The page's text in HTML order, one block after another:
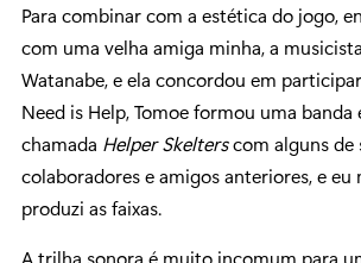
Para combinar com a estética do jogo,
com uma velha amiga minha, a
Watanabe, e ela concordou em
Need is Help, Tomoe formou uma banda
chamada Helper Skelterscom alguns de
colaboradores e amigos anteriores, e eu
produzi as faixas.
A trilha sonora é muito incomum para